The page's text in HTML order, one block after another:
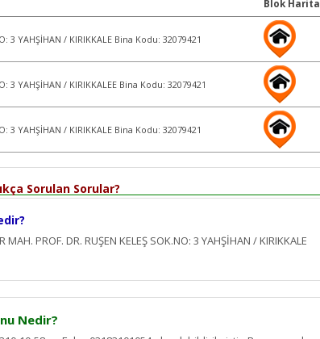
Blok Harita
3 YAHŞİHAN / KIRIKKALE Bina Kodu: 32079421
3 YAHŞİHAN / KIRIKKALEE Bina Kodu: 32079421
3 YAHŞİHAN / KIRIKKALE Bina Kodu: 32079421
Sorulan Sorular?
PROF. DR. RUŞEN KELEŞ SOK.NO: 3 YAHŞİHAN / KIRIKKALE
Nedir?